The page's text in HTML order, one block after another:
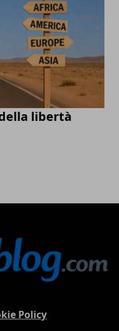
libertà
Policy